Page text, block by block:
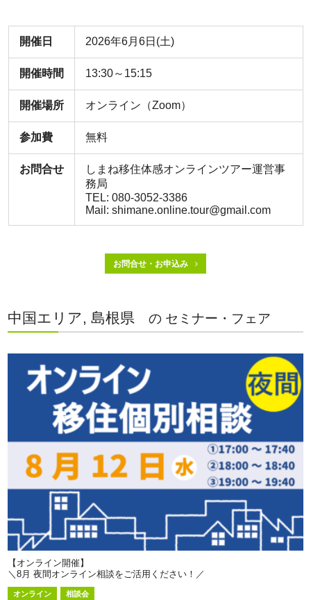
開催日 2026年6月6日(土)
開催時間 13:30～15:15
開催場所 オンライン（Zoom）
参加費 無料
お問合せ
しまね移住体感オンラインツアー運営事
務局
TEL: 080-3052-3386
Mail: shimane.online.tour@gmail.com
お問合せ・お申込み
中国エリア, 島根県 の セミナー・フェア
【オンライン開催】
＼8月 夜間オンライン相談をご活用ください！／
オンライン 相談会